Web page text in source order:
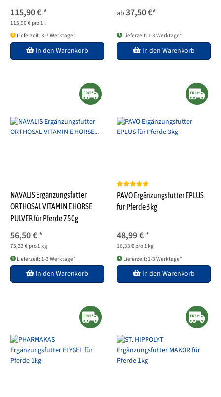
115,90 € *
115,90 € pro 1 l
Lieferzeit: 3-7 Werktage*
In den Warenkorb
ab 37,50 €*
Lieferzeit: 1-3 Werktage*
In den Warenkorb
NAVALIS Ergänzungsfutter
ORTHOSAL VITAMIN E HORSE
PULVER für Pferde 750g
56,50 € *
75,33 € pro 1 kg
Lieferzeit: 1-3 Werktage*
In den Warenkorb
PAVO Ergänzungsfutter EPLUS
für Pferde 3kg
48,99 € *
16,33 € pro 1 kg
Lieferzeit: 1-3 Werktage*
In den Warenkorb